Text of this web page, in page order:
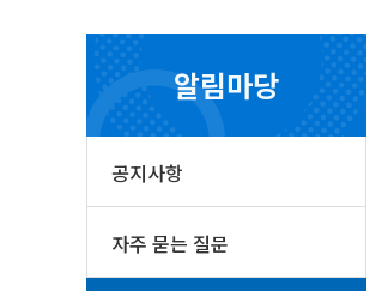
알림마당
공지사항
자주 묻는 질문